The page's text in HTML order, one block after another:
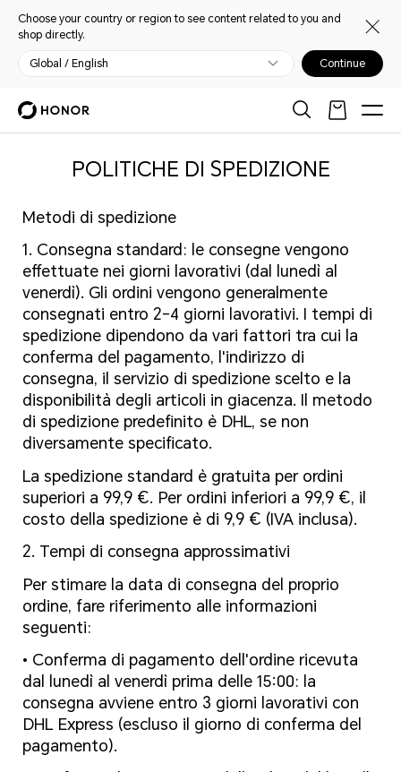
Choose your country or region to see content related to you and
shop directly.
Global / English Continue
POLITICHE DI SPEDIZIONE
Metodi di spedizione
1. Consegna standard: le consegne vengono
effettuate nei giorni lavorativi (dal lunedì al
venerdì). Gli ordini vengono generalmente
consegnati entro 2-4 giorni lavorativi. I tempi di
spedizione dipendono da vari fattori tra cui la
conferma del pagamento, l'indirizzo di
consegna, il servizio di spedizione scelto e la
disponibilità degli articoli in giacenza. Il metodo
di spedizione predefinito è DHL, se non
diversamente specificato.
La spedizione standard è gratuita per ordini
superiori a 99,9 €. Per ordini inferiori a 99,9 €, il
costo della spedizione è di 9,9 € (IVA inclusa).
2. Tempi di consegna approssimativi
Per stimare la data di consegna del proprio
ordine, fare riferimento alle informazioni
seguenti:
• Conferma di pagamento dell'ordine ricevuta
dal lunedì al venerdì prima delle 15:00: la
consegna avviene entro 3 giorni lavorativi con
DHL Express (escluso il giorno di conferma del
pagamento).